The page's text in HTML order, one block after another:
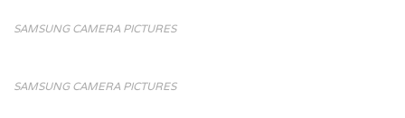
SAMSUNG CAMERA PICTURES
SAMSUNG CAMERA PICTURES